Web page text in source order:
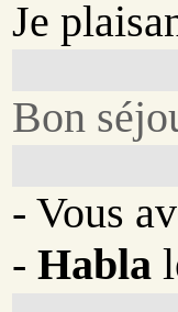
Je
Bon
- Vous
-Habla